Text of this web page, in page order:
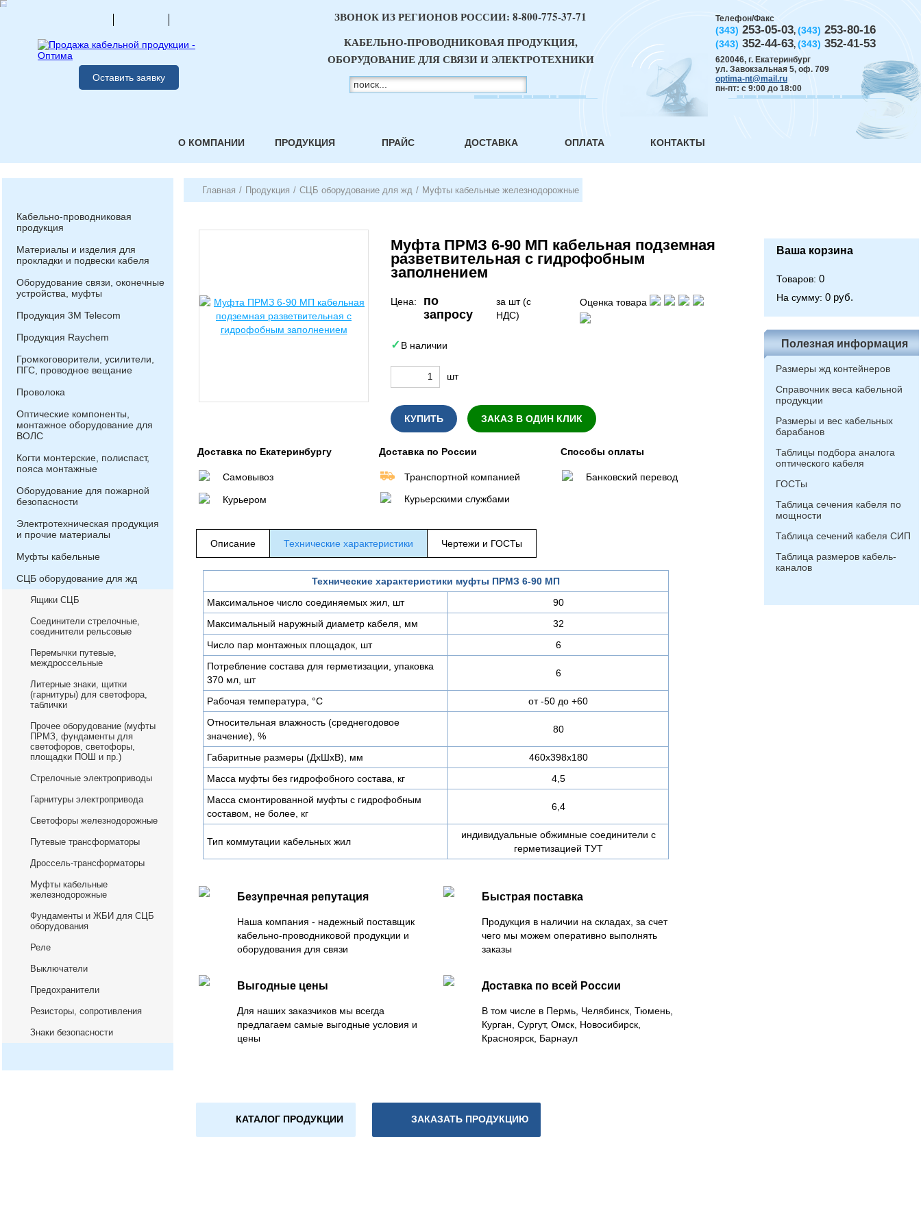
Оставить заявку
Телефон/Факс
(343) 253-05-03, (343) 253-80-16
(343) 352-44-63, (343) 352-41-53
620046, г. Екатеринбург
ул. Завокзальная 5, оф. 709
optima-nt@mail.ru
пн-пт: с 9:00 до 18:00
ЗВОНОК ИЗ РЕГИОНОВ РОССИИ: 8-800-775-37-71
КАБЕЛЬНО-ПРОВОДНИКОВАЯ ПРОДУКЦИЯ,
ОБОРУДОВАНИЕ ДЛЯ СВЯЗИ И ЭЛЕКТРОТЕХНИКИ
О КОМПАНИИ ПРОДУКЦИЯ ПРАЙС ДОСТАВКА ОПЛАТА КОНТАКТЫ
Кабельно-проводниковая
продукция
Материалы и изделия для
прокладки и подвески кабеля
Оборудование связи, оконечные
устройства, муфты
Продукция 3М Telecom
Продукция Raychem
Громкоговорители, усилители,
ПГС, проводное вещание
Проволока
Оптические компоненты,
монтажное оборудование для
ВОЛС
Когти монтерские, полиспаст,
пояса монтажные
Оборудование для пожарной
безопасности
Электротехническая продукция
и прочие материалы
Муфты кабельные
СЦБ оборудование для жд
Ящики СЦБ
Соединители стрелочные,
соединители рельсовые
Перемычки путевые,
междроссельные
Литерные знаки, щитки
(гарнитуры) для светофора,
таблички
Прочее оборудование (муфты
ПРМЗ, фундаменты для
светофоров, светофоры,
площадки ПОШ и пр.)
Стрелочные электроприводы
Гарнитуры электропривода
Светофоры железнодорожные
Путевые трансформаторы
Дроссель-трансформаторы
Муфты кабельные
железнодорожные
Фундаменты и ЖБИ для СЦБ
оборудования
Реле
Выключатели
Предохранители
Резисторы, сопротивления
Знаки безопасности
Главная / Продукция / СЦБ оборудование для жд / Муфты кабельные железнодорожные
Муфта ПРМЗ 6-90 МП кабельная подземная
разветвительная с гидрофобным
заполнением
Цена:
по
запросу
за шт (с
НДС)
Оценка товара
В наличии
шт
КУПИТЬ ЗАКАЗ В ОДИН КЛИК
Доставка по Екатеринбургу
Самовывоз
Курьером
Доставка по России
Транспортной компанией
Курьерскими службами
Способы оплаты
Банковский перевод
Описание Технические характеристики Чертежи и ГОСТы
Технические характеристики муфты ПРМЗ 6-90 МП
Максимальное число соединяемых жил, шт
90
Максимальный наружный диаметр кабеля, мм
32
Число пар монтажных площадок, шт
6
Потребление состава для герметизации, упаковка
370 мл, шт
6
Рабочая температура, °С
от -50 до +60
Относительная влажность (среднегодовое
значение), %
80
Габаритные размеры (ДхШхВ), мм
460х398х180
Масса муфты без гидрофобного состава, кг
4,5
Масса смонтированной муфты с гидрофобным
составом, не более, кг
6,4
Тип коммутации кабельных жил
индивидуальные обжимные соединители с
герметизацией ТУТ
Безупречная репутация
Наша компания - надежный поставщик
кабельно-проводниковой продукции и
оборудования для связи
Быстрая поставка
Продукция в наличии на складах, за счет
чего мы можем оперативно выполнять
заказы
Выгодные цены
Для наших заказчиков мы всегда
предлагаем самые выгодные условия и
цены
Доставка по всей России
В том числе в Пермь, Челябинск, Тюмень,
Курган, Сургут, Омск, Новосибирск,
Красноярск, Барнаул
КАТАЛОГ ПРОДУКЦИИ ЗАКАЗАТЬ ПРОДУКЦИЮ
Ваша корзина
Товаров: 0
На сумму: 0 руб.
Полезная информация
Размеры жд контейнеров
Справочник веса кабельной
продукции
Размеры и вес кабельных
барабанов
Таблицы подбора аналога
оптического кабеля
ГОСТы
Таблица сечения кабеля по
мощности
Таблица сечений кабеля СИП
Таблица размеров кабель-
каналов